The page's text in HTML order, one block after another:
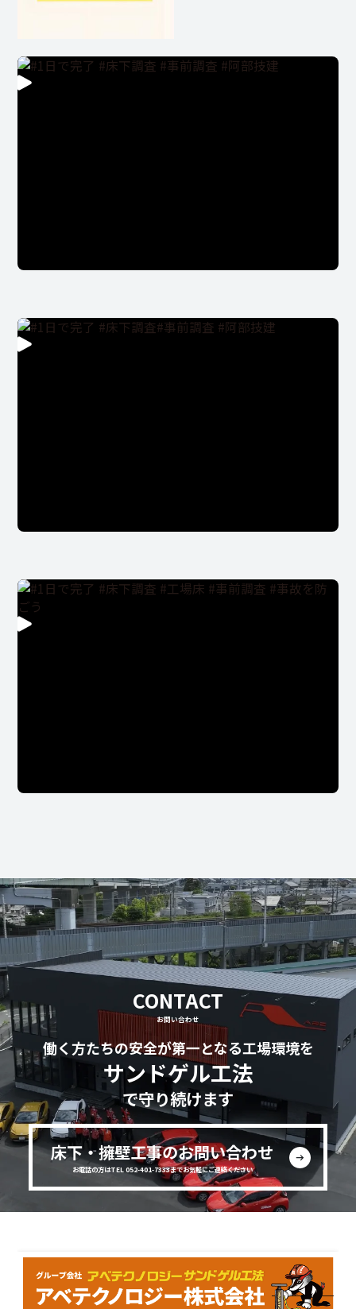
CONTACT
お問い合わせ
働く方たちの安全が第一となる工場環境を
サンドゲル工法
で守り続けます
床下・擁壁工事のお問い合わせ
お電話の方はTEL 052-401-7333までお気軽にご連絡ください